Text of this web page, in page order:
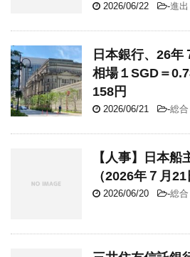
2026/06/22 -進
日本銀行、26年
相場１SGD＝
158円
2026/06/21 -総合
【人事】日本
（2026年７月21
2026/06/20 -総合